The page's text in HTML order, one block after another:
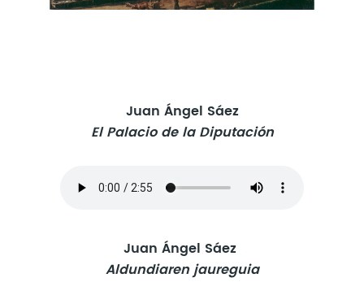
Juan Ángel Sáez
El Palacio de la Diputación
Juan Ángel Sáez
Aldundiaren jaureguia